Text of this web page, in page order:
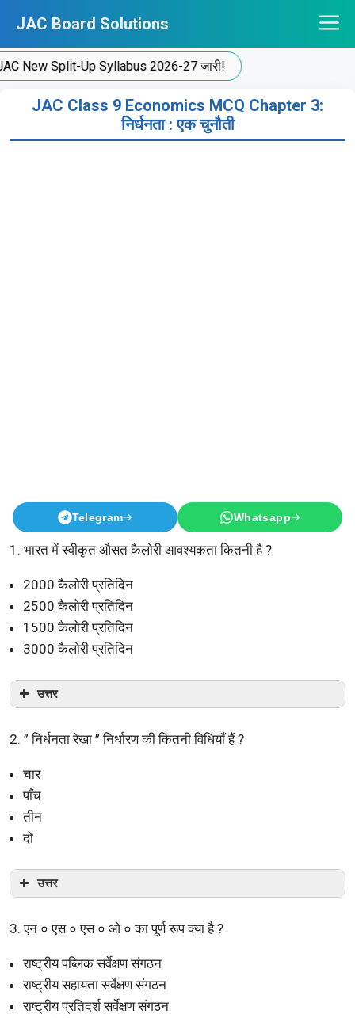
content
JAC Board Solutions
Split-Up Syllabus 2026-27 जारी!
JAC Class 9 Economics MCQ Chapter 3:
निर्धनता : एक चुनौती
Telegram Whatsapp
1. भारत में स्वीकृत औसत कैलोरी आवश्यकता कितनी है ?
2000 कैलोरी प्रतिदिन
2500 कैलोरी प्रतिदिन
1500 कैलोरी प्रतिदिन
3000 कैलोरी प्रतिदिन
उत्तर
2. ” निर्धनता रेखा ” निर्धारण की कितनी विधियाँ हैं ?
चार
पाँच
तीन
दो
उत्तर
3. एन ० एस ० एस ० ओ ० का पूर्ण रूप क्या है ?
राष्ट्रीय पब्लिक सर्वेक्षण संगठन
राष्ट्रीय सहायता सर्वेक्षण संगठन
राष्ट्रीय प्रतिदर्श सर्वेक्षण संगठन